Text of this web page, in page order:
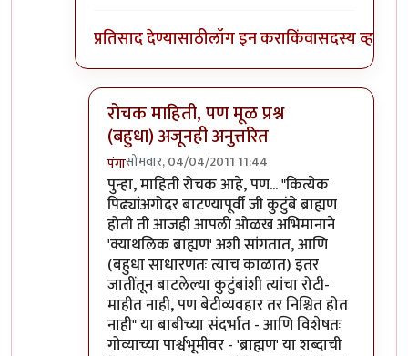
प्रतिसाद देण्यासाठीलॉग इन कराकिंवासदस्य व्हा
रोचक माहिती, पण मूळ प्रश्न
(बहुधा) अजूनही अनुत्तरित
पंगासोमवार, 04/04/2011 11:44
In reply toगोव्यातील ब्राह्मणbyपैसा
पुन्हा, माहिती रोचक आहे, पण... "कित्येक
पिढ्यांअगोदर बाटण्यापूर्वी जी कुटुंबे ब्राह्मण
होती ती आजही आपली ओळख अभिमानाने
'क्याथलिक ब्राह्मण' अशी सांगतात, आणि
(बहुधा साधारणतः त्याच काळात) इतर
जातींतून बाटलेल्या कुटुंबांशी त्यांचा रोटी-
माहीत नाही, पण बेटीव्यवहार तर निश्चित होत
नाही" या बाबीच्या संदर्भात - आणि विशेषतः
गोव्याच्या पार्श्वभूमीवर - 'ब्राह्मण' या शब्दाची